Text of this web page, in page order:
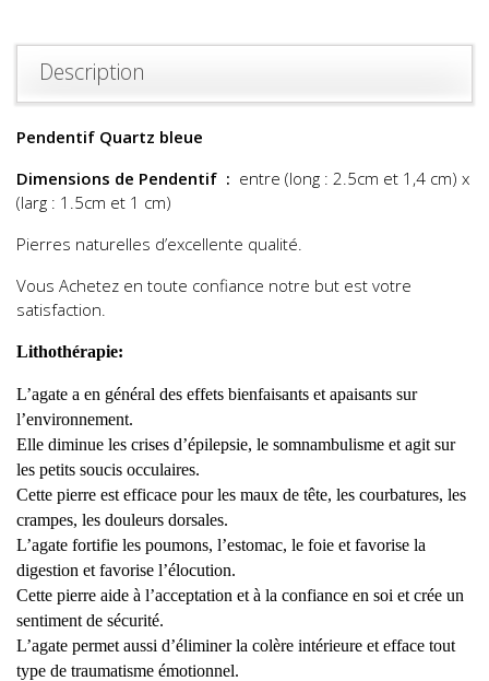
Description
Pendentif Quartz bleue
Dimensions de Pendentif : entre (long : 2.5cm et 1,4 cm) x
(larg : 1.5cm et 1 cm)
Pierres naturelles d’excellente qualité.
Vous Achetez en toute confiance notre but est votre
satisfaction.
Lithothérapie:
L’agate a en général des effets bienfaisants et apaisants sur
l’environnement.
Elle diminue les crises d’épilepsie, le somnambulisme et agit sur
les petits soucis occulaires.
Cette pierre est efficace pour les maux de tête, les courbatures, les
crampes, les douleurs dorsales.
L’agate fortifie les poumons, l’estomac, le foie et favorise la
digestion et favorise l’élocution.
Cette pierre aide à l’acceptation et à la confiance en soi et crée un
sentiment de sécurité.
L’agate permet aussi d’éliminer la colère intérieure et efface tout
type de traumatisme émotionnel.